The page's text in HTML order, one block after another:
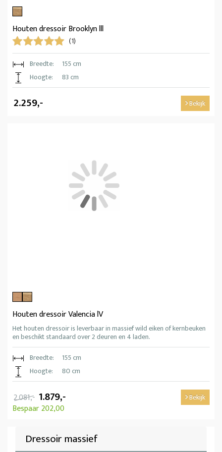
Houten dressoir Brooklyn lll
(1)
Breedte:
155 cm
Hoogte:
83 cm
2.259,- Bekijk
Houten dressoir Valencia lV
Het houten dressoir is leverbaar in massief wild eiken of kernbeuken
en beschikt standaard over 2 deuren en 4 laden.
Breedte:
155 cm
Hoogte:
80 cm
2.081,- 1.879,-
Bespaar 202,00
Bekijk
Dressoir massief